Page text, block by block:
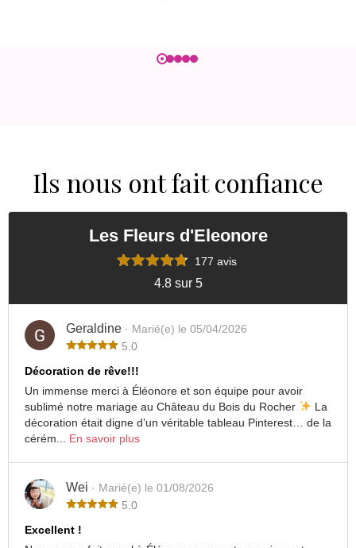
Ils nous ont fait confiance
Les Fleurs d'Eleonore
177 avis
4.8 sur 5
Geraldine · Marié(e) le 05/04/2026
5.0
Décoration de rêve!!!
Un immense merci à Éléonore et son équipe pour avoir
sublimé notre mariage au Château du Bois du Rocher
La
décoration était digne d’un véritable tableau Pinterest… de la
cérém... En savoir plus
Wei · Marié(e) le 01/08/2026
5.0
Excellent !